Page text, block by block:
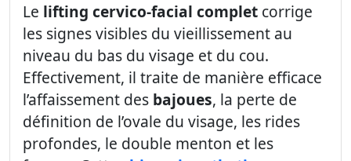
Le lifting cervico-facial complet corrige
les signes visibles du vieillissement au
niveau du bas du visage et du cou.
Effectivement, il traite de manière efficace
l’affaissement des bajoues, la perte de
définition de l’ovale du visage, les rides
profondes, le double menton et les